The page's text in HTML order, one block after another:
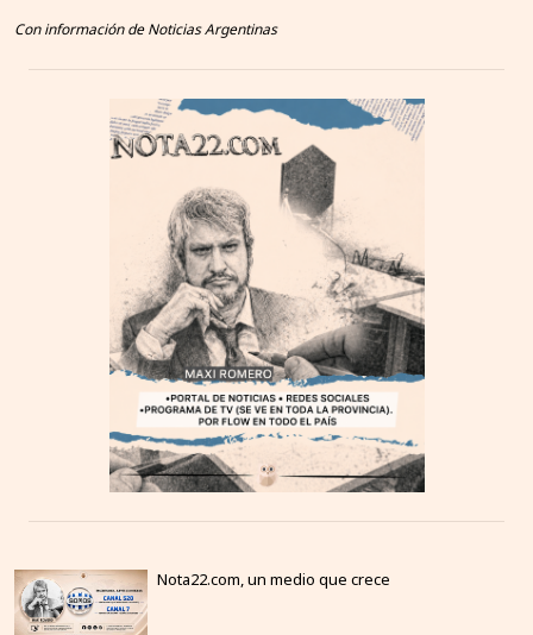
Con información de Noticias Argentinas
Nota22.com, un medio que crece